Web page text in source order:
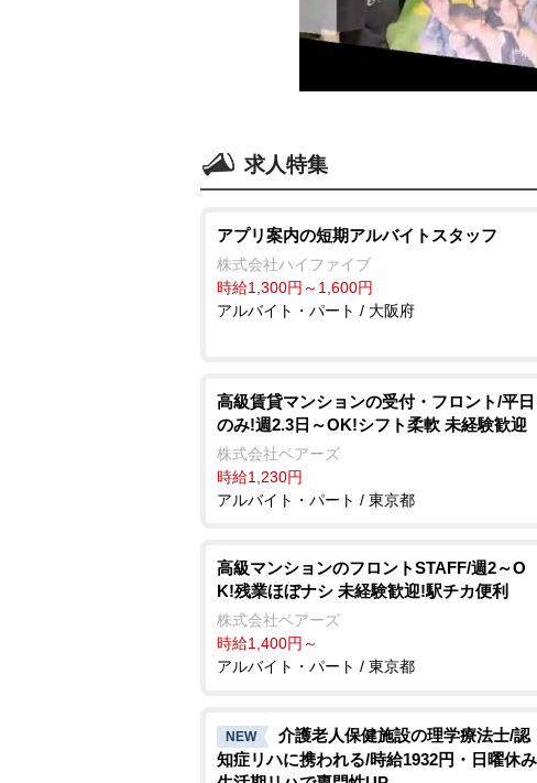
求人特集
アプリ案内の短期アルバイトスタッフ
株式会社ハイファイブ
時給1,300円～1,600円
アルバイト・パート / 大阪府
高級賃貸マンションの受付・フロント/平日
のみ!週2.3日～OK!シフト柔軟 未経験歓迎
株式会社ベアーズ
時給1,230円
アルバイト・パート / 東京都
高級マンションのフロントSTAFF/週2～O
K!残業ほぼナシ 未経験歓迎!駅チカ便利
株式会社ベアーズ
時給1,400円～
アルバイト・パート / 東京都
NEW
介護老人保健施設の理学療法士/認
知症リハに携われる/時給1932円・日曜休